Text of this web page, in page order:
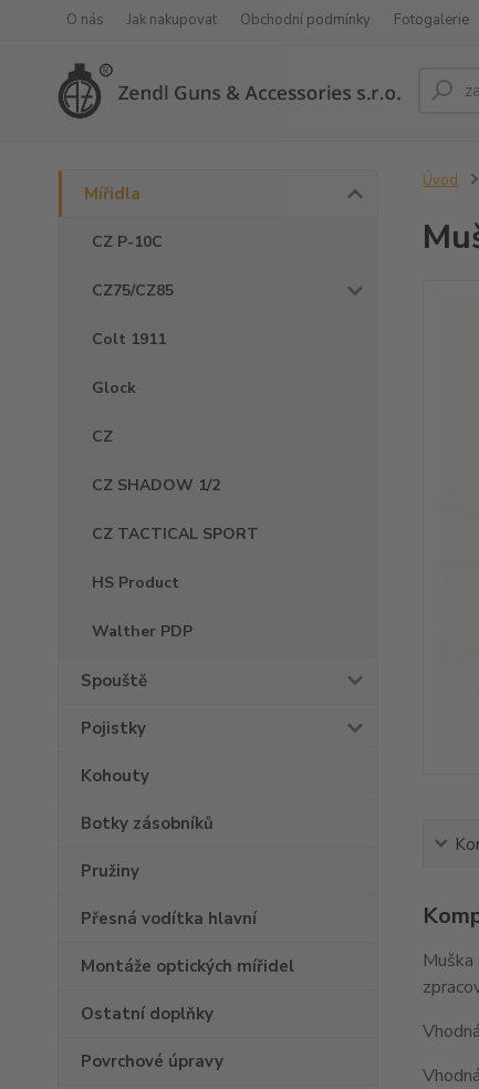
O nás Jak nakupovat Obchodní podmínky Fotogalerie
Mířidla
CZ P-10C
CZ75/CZ85
Colt 1911
Glock
CZ
CZ SHADOW 1/2
CZ TACTICAL SPORT
HS Product
Walther PDP
Spouště
Pojistky
Kohouty
Botky zásobníků
Pružiny
Přesná vodítka hlavní
Montáže optických mířidel
Ostatní doplňky
Povrchové úpravy
Úvod